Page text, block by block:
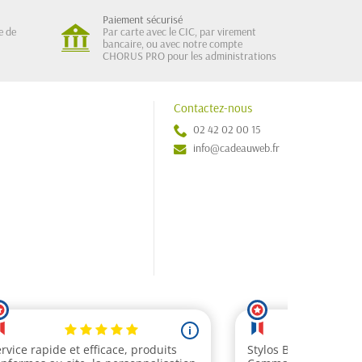
de
Paiement sécurisé
Par carte avec le CIC, par virement
bancaire, ou avec notre compte
CHORUS PRO pour les administrations
Contactez-nous
02 42 02 00 15
info@cadeauweb.fr